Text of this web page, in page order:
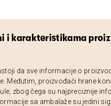
i karakteristikama
da sve informacije o
Međutim, proizvođači hrane
zbog čega su najpreciznije
sa ambalaže su jedini